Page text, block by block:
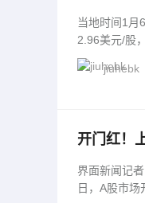
当地时间1月
2.96美元/股
jiuhebk
开门红！
界面新闻记者 | 孙艺真 2026年A股喜迎 “开门红”，沪指
日，A股市场